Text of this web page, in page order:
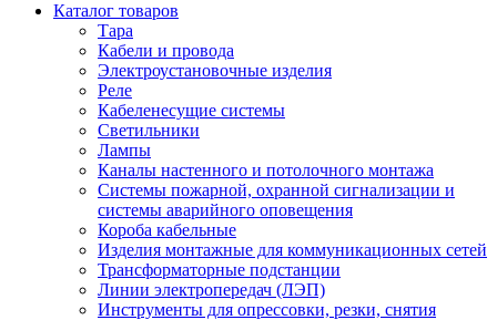
Каталог товаров
Тара
Кабели и провода
Электроустановочные изделия
Реле
Кабеленесущие системы
Светильники
Лампы
Каналы настенного и потолочного монтажа
Системы пожарной, охранной сигнализации и
системы аварийного оповещения
Короба кабельные
Изделия монтажные для коммуникационных сетей
Трансформаторные подстанции
Линии электропередач (ЛЭП)
Инструменты для опрессовки, резки, снятия